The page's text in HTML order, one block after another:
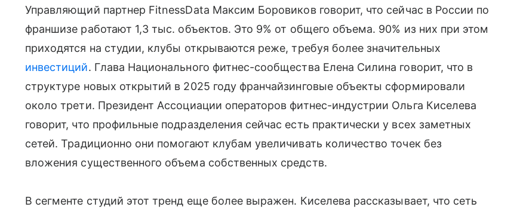
Управляющий партнер FitnessData Максим Боровиков говорит, что сейчас в России по
франшизе работают 1,3 тыс. объектов. Это 9% от общего объема. 90% из них при этом
приходятся на студии, клубы открываются реже, требуя более значительных
инвестиций. Глава Национального фитнес-сообщества Елена Силина говорит, что в
структуре новых открытий в 2025 году франчайзинговые объекты сформировали
около трети. Президент Ассоциации операторов фитнес-индустрии Ольга Киселева
говорит, что профильные подразделения сейчас есть практически у всех заметных
сетей. Традиционно они помогают клубам увеличивать количество точек без
вложения существенного объема собственных средств.
В сегменте студий этот тренд еще более выражен. Киселева рассказывает, что сеть